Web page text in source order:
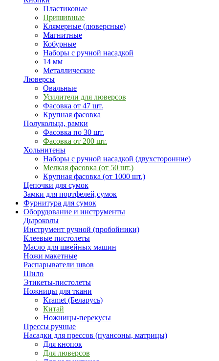
Пластиковые
Пришивные
Клямерные (люверсные)
Магнитные
Кобурные
Наборы с ручной насадкой
14 мм
Металлические
Люверсы
Овальные
Усилители для люверсов
Фасовка от 47 шт.
Крупная фасовка
Полукольца, рамки
Фасовка по 30 шт.
Фасовка от 200 шт.
Хольнитены
Наборы с ручной насадкой (двухсторонние)
Мелкая фасовка (от 50 шт.)
Крупная фасовка (от 1000 шт.)
Цепочки для сумок
Замки для портфелей,сумок
Фурнитура для сумок
Оборудование и инструменты
Дыроколы
Инструмент ручной (пробойники)
Клеевые пистолеты
Масло для швейных машин
Ножи макетные
Распарыватели швов
Шило
Этикеты-пистолеты
Ножницы для ткани
Kramet (Беларусь)
Китай
Ножницы-перекусы
Прессы ручные
Насадки для прессов (пуансоны, матрицы)
Для кнопок
Для люверсов